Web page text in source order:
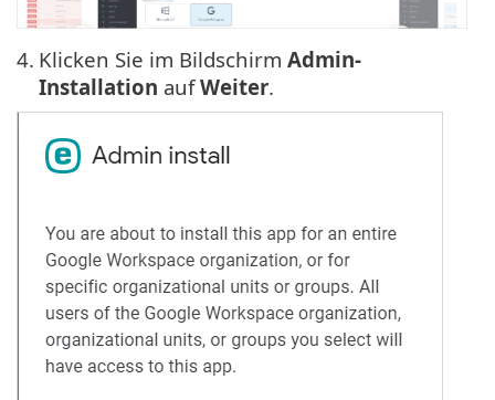
4. Klicken Sie im Bildschirm Admin-
Installation aufWeiter.